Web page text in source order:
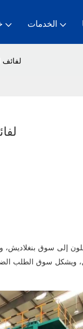
الخدمات
لفائف
ويشكل سوق الطلب